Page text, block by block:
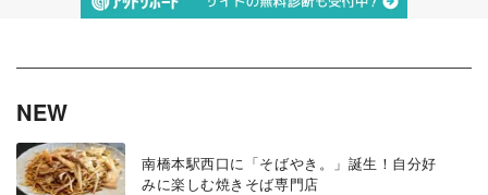
NEW
南橋本駅西口に「そばやき。」誕生！自分好
みに楽しむ焼きそば専門店